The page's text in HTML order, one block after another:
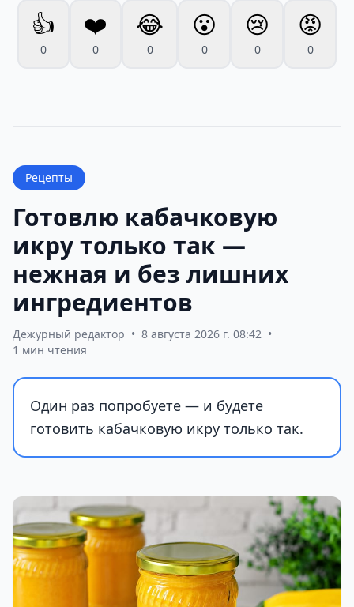
👍
0
❤️
0
😂
0
😮
0
😢
0
😡
0
Рецепты
Готовлю кабачковую
икру только так —
нежная и без лишних
ингредиентов
Дежурный редактор • 8 августа 2026 г. 08:42 •
1 мин чтения
Один раз попробуете — и будете
готовить кабачковую икру только так.